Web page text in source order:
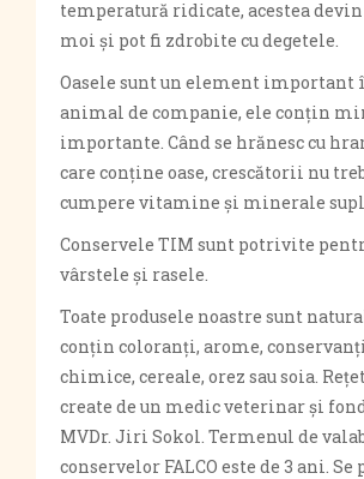
temperatură ridicate, acestea
moi și pot fi zdrobite cu degetele.
Oasele sunt un element important
animal de companie, ele conțin
importante. Când se hrănesc cu
care conține oase, crescătorii nu
cumpere vitamine și minerale
Conservele TIM sunt potrivite
vârstele și rasele.
Toate produsele noastre sunt
conțin coloranți, arome,
chimice, cereale, orez sau soia.
create de un medic veterinar și
MVDr. Jiri Sokol. Termenul de
conservelor FALCO este de 3 ani. Se